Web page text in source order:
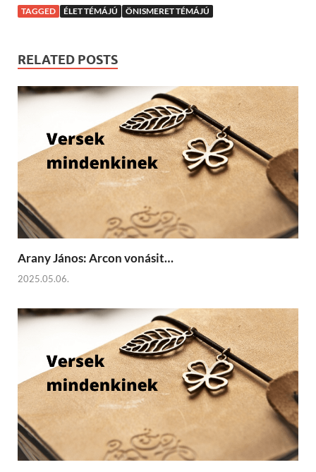
TAGGED ÉLET TÉMÁJÚ ÖNISMERET TÉMÁJÚ
RELATED POSTS
Arany János: Arcon vonásit…
2025.05.06.